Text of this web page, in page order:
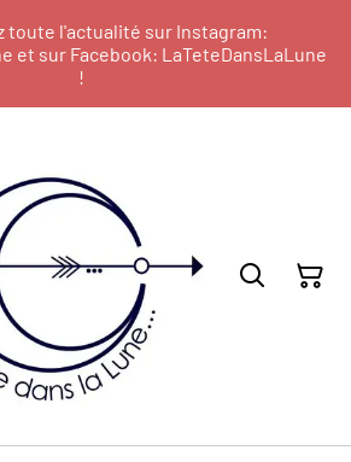
toute l'actualité sur Instagram:
et sur Facebook: LaTeteDansLaLune
!